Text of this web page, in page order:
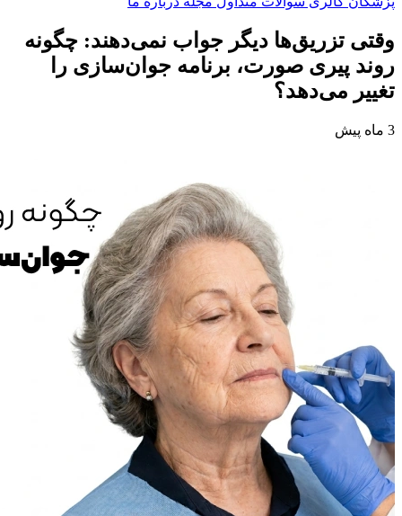
وقتی تزریق‌ها دیگر جواب نمی‌دهند: چگونه
روند پیری صورت، برنامه جوان‌سازی را
تغییر می‌دهد؟
3 ماه پیش